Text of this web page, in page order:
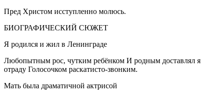
Пред Христом исступленно молюсь.
БИОГРАФИЧЕСКИЙ СЮЖЕТ
Я родился и жил в Ленинграде
Любопытным рос, чутким ребёнком И родным доставлял я
отраду Голосочком раскатисто-звонким.
Мать была драматичной актрисой